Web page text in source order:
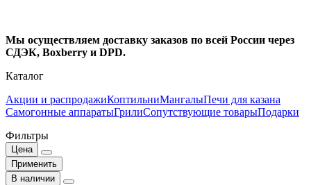
Мы осуществляем доставку заказов по всей России через
СДЭК, Boxberry и DPD.
Каталог
Акции и распродажиКоптильниМангалыПечи для казана
Самогонные аппаратыГрилиСопутствующие товарыПодарки
Фильтры
Цена
Применить
В наличии